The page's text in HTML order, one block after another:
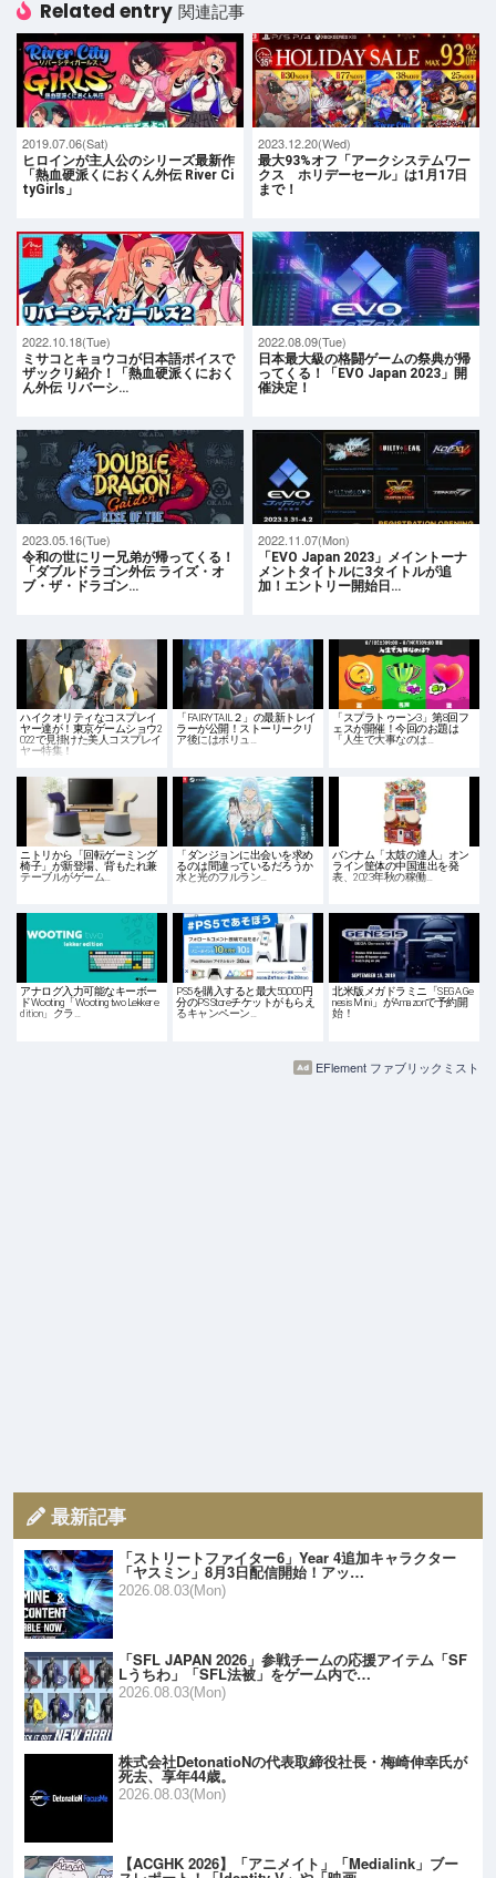
Related entry 関連記事
2019.07.06(Sat)
ヒロインが主人公のシリーズ最新作
「熱血硬派くにおくん外伝 River Ci
tyGirls」
2023.12.20(Wed)
最大93%オフ「アークシステムワー
クス ホリデーセール」は1月17日
まで！
2022.10.18(Tue)
ミサコとキョウコが日本語ボイスで
ザックリ紹介！「熱血硬派くにおく
ん外伝 リバーシ…
2022.08.09(Tue)
日本最大級の格闘ゲームの祭典が帰
ってくる！「EVO Japan 2023」開
催決定！
2023.05.16(Tue)
令和の世にリー兄弟が帰ってくる！
「ダブルドラゴン外伝 ライズ・オ
ブ・ザ・ドラゴン…
2022.11.07(Mon)
「EVO Japan 2023」メイントーナ
メントタイトルに3タイトルが追
加！エントリー開始日…
ハイクオリティなコスプレイ
ヤー達が！東京ゲームショウ2
022で見掛けた美人コスプレイ
ヤー特集！
「FAIRY TAIL２」の最新トレイ
ラーが公開！ストーリークリ
ア後にはボリュ…
「スプラトゥーン3」第8回フ
ェスが開催！今回のお題は
「人生で大事なのは…
ニトリから「回転ゲーミング
椅子」が新登場、背もたれ兼
テーブルがゲーム…
「ダンジョンに出会いを求め
るのは間違っているだろうか
水と光のフルラン…
バンナム「太鼓の達人」オン
ライン筐体の中国進出を発
表、2023年秋の稼働…
アナログ入力可能なキーボー
ドWooting「Wooting two Lekker e
dition」クラ…
PS5を購入すると最大50,000円
分のPS Storeチケットがもらえ
るキャンペーン…
北米版メガドラミニ「SEGA Ge
nesis Mini」がAmazonで予約開
始！
EFlement ファブリックミスト
最新記事
「ストリートファイター6」Year 4追加キャラクター
「ヤスミン」8月3日配信開始！アッ…
2026.08.03(Mon)
「SFL JAPAN 2026」参戦チームの応援アイテム「SF
Lうちわ」「SFL法被」をゲーム内で…
2026.08.03(Mon)
株式会社DetonatioNの代表取締役社長・梅崎伸幸氏が
死去、享年44歳。
2026.08.03(Mon)
【ACGHK 2026】「アニメイト」「Medialink」ブー